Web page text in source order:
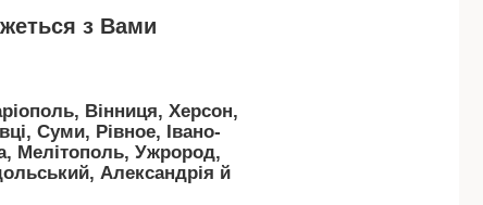
з Вами
Вінниця, Херсон,
Суми, Рівное, Івано-
Мелітополь, Ужрород,
Александрія й